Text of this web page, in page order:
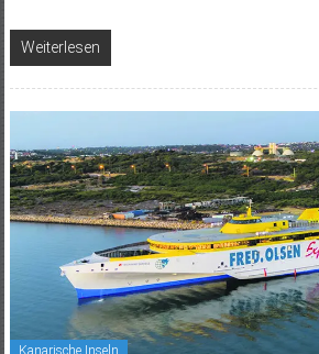
Weiterlesen
Kanarische Inseln